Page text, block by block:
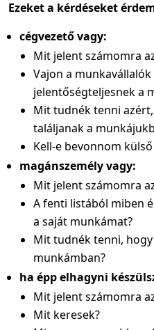
Ezeket a kérdéseket
cégvezető vagy:
Mit jelent számomra
Vajon a
jelentőségteljesnek a
Mit tudnék tenni
találjanak a
Kell-e bevonnom
magánszemély vagy:
Mit jelent számomra
A fenti listából miben
a saját munkámat?
Mit tudnék tenni,
munkámban?
ha épp elhagyni
Mit jelent számomra
Mit keresek?